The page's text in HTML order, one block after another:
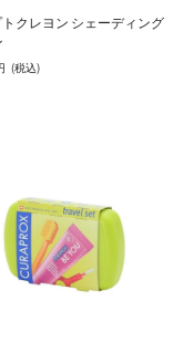
トクレヨン シェーディング
(税込)